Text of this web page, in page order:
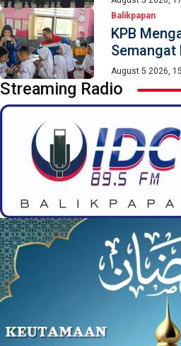
Balikpapan
KPB
Semangat
August 5 2026,
Streaming Radio